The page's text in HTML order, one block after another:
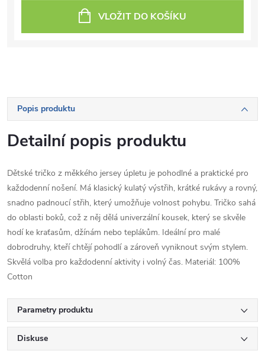
VLOŽIT DO KOŠÍKU
Popis produktu
Detailní popis produktu
Dětské tričko z měkkého jersey úpletu je pohodlné a praktické pro
každodenní nošení. Má klasický kulatý výstřih, krátké rukávy a rovný,
snadno padnoucí střih, který umožňuje volnost pohybu. Tričko sahá
do oblasti boků, což z něj dělá univerzální kousek, který se skvěle
hodí ke kraťasům, džínám nebo teplákům. Ideální pro malé
dobrodruhy, kteří chtějí pohodlí a zároveň vyniknout svým stylem.
Skvělá volba pro každodenní aktivity i volný čas. Materiál: 100%
Cotton
Parametry produktu
Diskuse